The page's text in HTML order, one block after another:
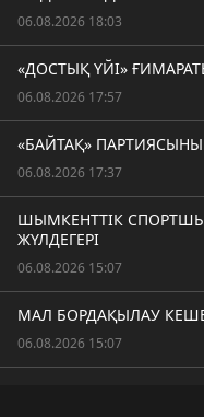
06.08.2026 18:03
«ДОСТЫҚ ҮЙІ»
06.08.2026 17:57
«БАЙТАҚ»
06.08.2026 17:37
ШЫМКЕНТТІК
ЖҮЛДЕГЕРІ
06.08.2026 15:07
МАЛ БОРДАҚЫЛАУ
06.08.2026 15:07